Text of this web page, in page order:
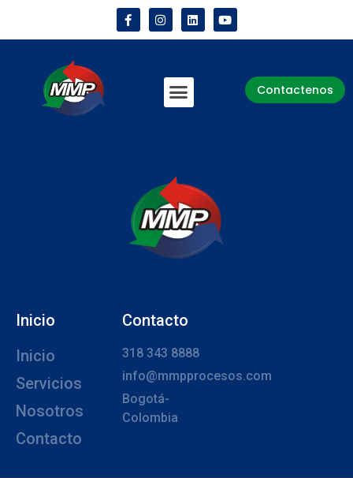
Contactenos
Inicio
Inicio
Servicios
Nosotros
Contacto
Contacto
318 343 8888
info@mmpprocesos.com
Bogotá-
Colombia